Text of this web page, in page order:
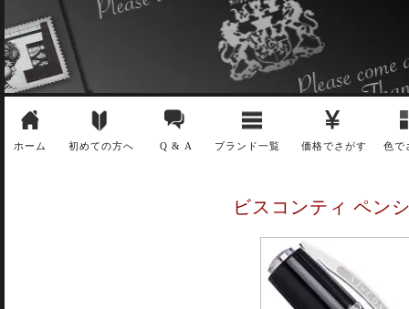
ホーム 初めての方へ Q & A ブランド一覧 価格でさがす 色で
ビスコンティ ペン